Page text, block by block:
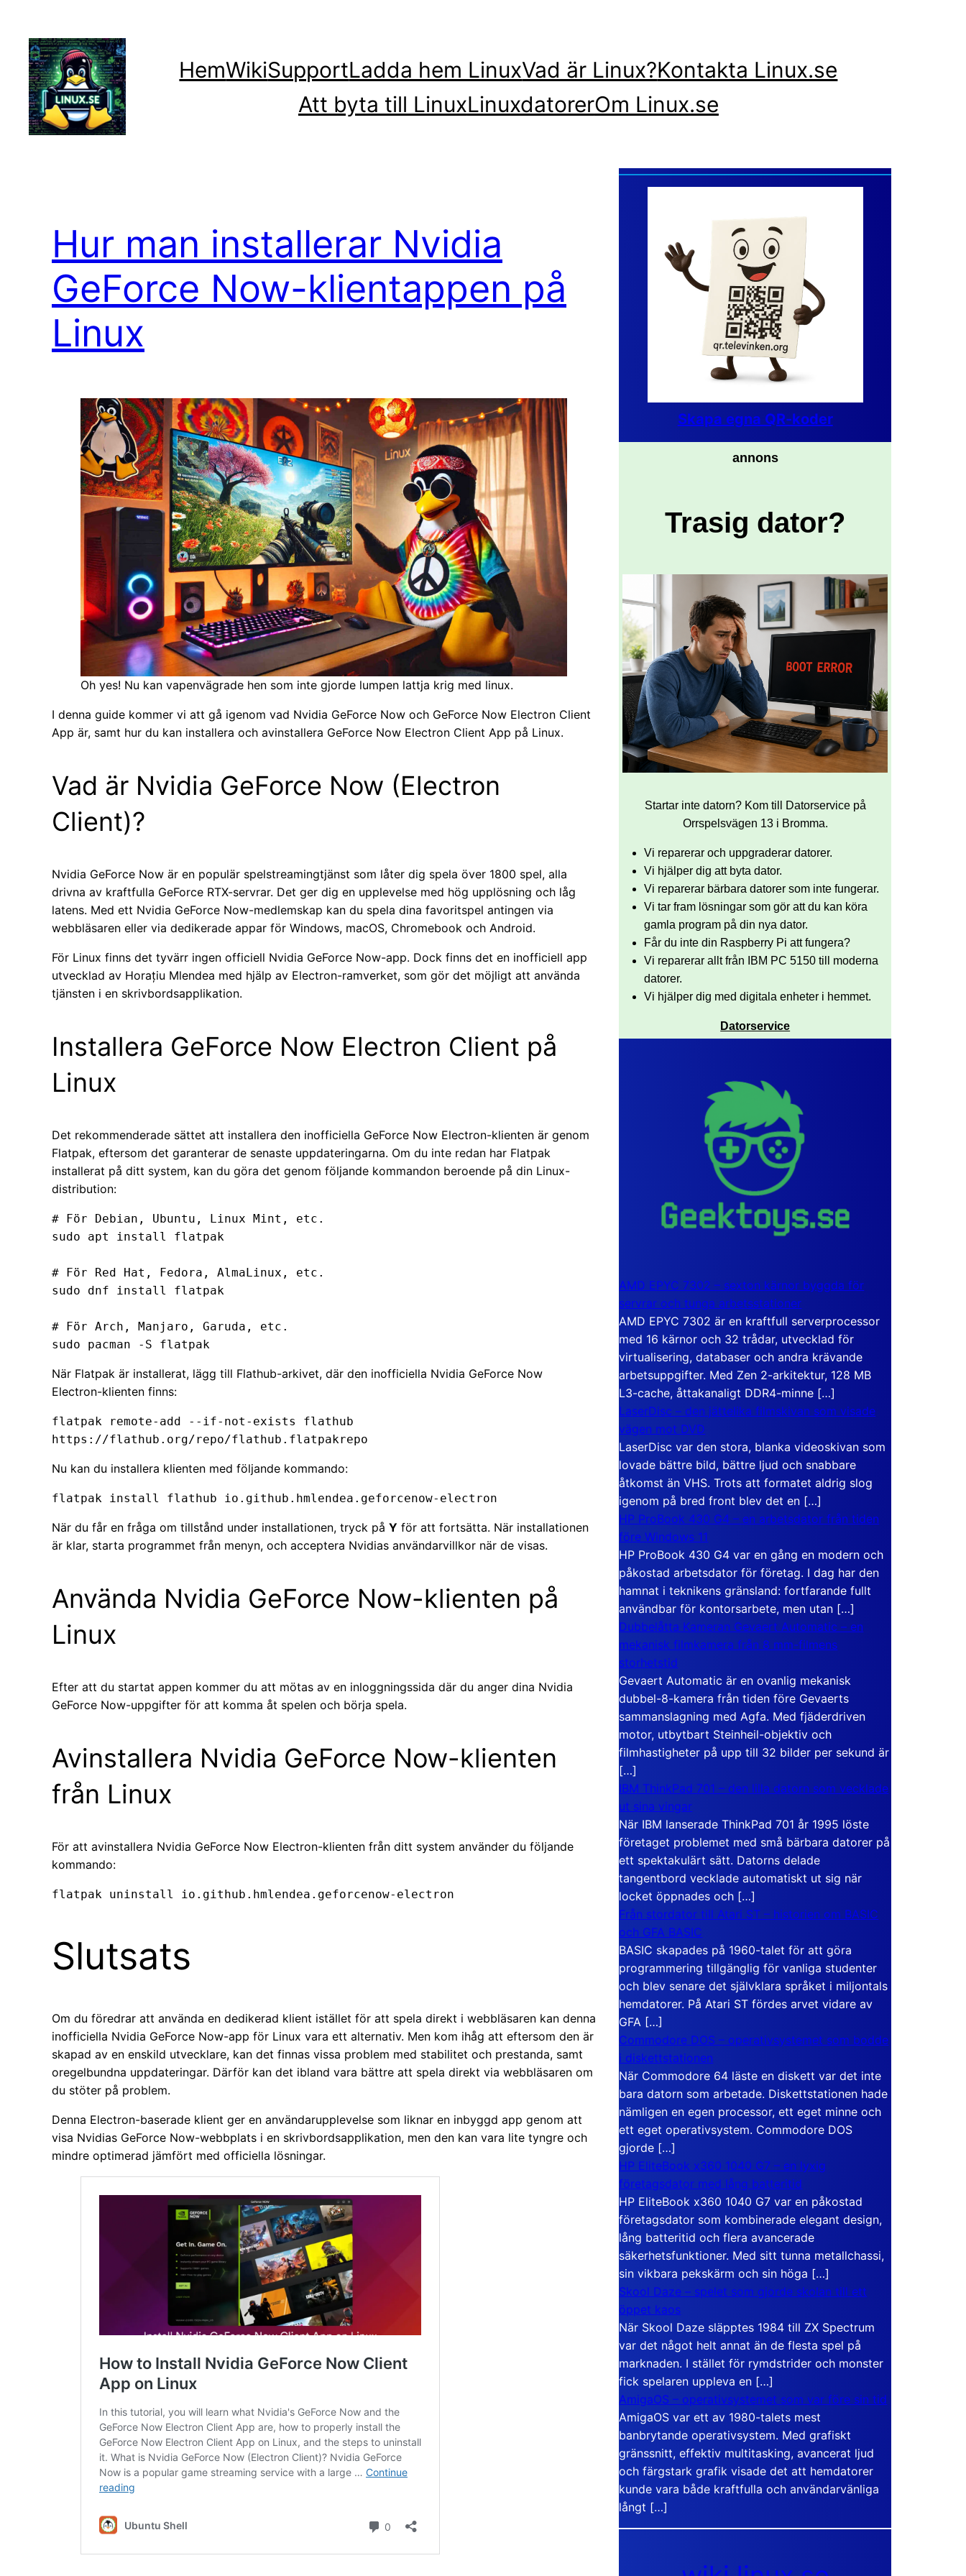
innehåll
HemWikiSupportLadda hem LinuxVad är Linux?Kontakta Linux.se
Att byta till LinuxLinuxdatorerOm Linux.se
Hur man installerar Nvidia
GeForce Now-klientappen på
Linux
Oh yes! Nu kan vapenvägrade hen som inte gjorde lumpen lattja krig med linux.
I denna guide kommer vi att gå igenom vad Nvidia GeForce Now och GeForce Now Electron Client
App är, samt hur du kan installera och avinstallera GeForce Now Electron Client App på Linux.
Vad är Nvidia GeForce Now (Electron
Client)?
Nvidia GeForce Now är en populär spelstreamingtjänst som låter dig spela över 1800 spel, alla
drivna av kraftfulla GeForce RTX-servrar. Det ger dig en upplevelse med hög upplösning och låg
latens. Med ett Nvidia GeForce Now-medlemskap kan du spela dina favoritspel antingen via
webbläsaren eller via dedikerade appar för Windows, macOS, Chromebook och Android.
För Linux finns det tyvärr ingen officiell Nvidia GeForce Now-app. Dock finns det en inofficiell app
utvecklad av Horațiu Mlendea med hjälp av Electron-ramverket, som gör det möjligt att använda
tjänsten i en skrivbordsapplikation.
Installera GeForce Now Electron Client på
Linux
Det rekommenderade sättet att installera den inofficiella GeForce Now Electron-klienten är genom
Flatpak, eftersom det garanterar de senaste uppdateringarna. Om du inte redan har Flatpak
installerat på ditt system, kan du göra det genom följande kommandon beroende på din Linux-
distribution:
# För Debian, Ubuntu, Linux Mint, etc.
sudo apt install flatpak
# För Red Hat, Fedora, AlmaLinux, etc.
sudo dnf install flatpak
# För Arch, Manjaro, Garuda, etc.
sudo pacman -S flatpak
När Flatpak är installerat, lägg till Flathub-arkivet, där den inofficiella Nvidia GeForce Now
Electron-klienten finns:
flatpak remote-add --if-not-exists flathub
https://flathub.org/repo/flathub.flatpakrepo
Nu kan du installera klienten med följande kommando:
flatpak install flathub io.github.hmlendea.geforcenow-electron
När du får en fråga om tillstånd under installationen, tryck på Y för att fortsätta. När installationen
är klar, starta programmet från menyn, och acceptera Nvidias användarvillkor när de visas.
Använda Nvidia GeForce Now-klienten på
Linux
Efter att du startat appen kommer du att mötas av en inloggningssida där du anger dina Nvidia
GeForce Now-uppgifter för att komma åt spelen och börja spela.
Avinstallera Nvidia GeForce Now-klienten
från Linux
För att avinstallera Nvidia GeForce Now Electron-klienten från ditt system använder du följande
kommando:
flatpak uninstall io.github.hmlendea.geforcenow-electron
Slutsats
Om du föredrar att använda en dedikerad klient istället för att spela direkt i webbläsaren kan denna
inofficiella Nvidia GeForce Now-app för Linux vara ett alternativ. Men kom ihåg att eftersom den är
skapad av en enskild utvecklare, kan det finnas vissa problem med stabilitet och prestanda, samt
oregelbundna uppdateringar. Därför kan det ibland vara bättre att spela direkt via webbläsaren om
du stöter på problem.
Denna Electron-baserade klient ger en användarupplevelse som liknar en inbyggd app genom att
visa Nvidias GeForce Now-webbplats i en skrivbordsapplikation, men den kan vara lite tyngre och
mindre optimerad jämfört med officiella lösningar.
Skapa egna QR-koder
annons
Trasig dator?
Startar inte datorn? Kom till Datorservice på
Orrspelsvägen 13 i Bromma.
Vi reparerar och uppgraderar datorer.
Vi hjälper dig att byta dator.
Vi reparerar bärbara datorer som inte fungerar.
Vi tar fram lösningar som gör att du kan köra
gamla program på din nya dator.
Får du inte din Raspberry Pi att fungera?
Vi reparerar allt från IBM PC 5150 till moderna
datorer.
Vi hjälper dig med digitala enheter i hemmet.
Datorservice
AMD EPYC 7302 – sexton kärnor byggda för
servrar och tunga arbetsstationer
AMD EPYC 7302 är en kraftfull serverprocessor
med 16 kärnor och 32 trådar, utvecklad för
virtualisering, databaser och andra krävande
arbetsuppgifter. Med Zen 2-arkitektur, 128 MB
L3-cache, åttakanaligt DDR4-minne […]
LaserDisc – den jättelika filmskivan som visade
vägen mot DVD
LaserDisc var den stora, blanka videoskivan som
lovade bättre bild, bättre ljud och snabbare
åtkomst än VHS. Trots att formatet aldrig slog
igenom på bred front blev det en […]
HP ProBook 430 G4 – en arbetsdator från tiden
före Windows 11
HP ProBook 430 G4 var en gång en modern och
påkostad arbetsdator för företag. I dag har den
hamnat i teknikens gränsland: fortfarande fullt
användbar för kontorsarbete, men utan […]
Dubbelåtta Kameran Gevaert Automatic – en
mekanisk filmkamera från 8 mm-filmens
storhetstid
Gevaert Automatic är en ovanlig mekanisk
dubbel-8-kamera från tiden före Gevaerts
sammanslagning med Agfa. Med fjäderdriven
motor, utbytbart Steinheil-objektiv och
filmhastigheter på upp till 32 bilder per sekund är
[…]
IBM ThinkPad 701 – den lilla datorn som vecklade
ut sina vingar
När IBM lanserade ThinkPad 701 år 1995 löste
företaget problemet med små bärbara datorer på
ett spektakulärt sätt. Datorns delade
tangentbord vecklade automatiskt ut sig när
locket öppnades och […]
Från stordator till Atari ST – historien om BASIC
och GFA BASIC
BASIC skapades på 1960-talet för att göra
programmering tillgänglig för vanliga studenter
och blev senare det självklara språket i miljontals
hemdatorer. På Atari ST fördes arvet vidare av
GFA […]
Commodore DOS – operativsystemet som bodde
i diskettstationen
När Commodore 64 läste en diskett var det inte
bara datorn som arbetade. Diskettstationen hade
nämligen en egen processor, ett eget minne och
ett eget operativsystem. Commodore DOS
gjorde […]
HP EliteBook x360 1040 G7 – en lyxig
företagsdator med lång batteritid
HP EliteBook x360 1040 G7 var en påkostad
företagsdator som kombinerade elegant design,
lång batteritid och flera avancerade
säkerhetsfunktioner. Med sitt tunna metallchassi,
sin vikbara pekskärm och sin höga […]
Skool Daze – spelet som gjorde skolan till ett
öppet kaos
När Skool Daze släpptes 1984 till ZX Spectrum
var det något helt annat än de flesta spel på
marknaden. I stället för rymdstrider och monster
fick spelaren uppleva en […]
AmigaOS – operativsystemet som var före sin tid
AmigaOS var ett av 1980-talets mest
banbrytande operativsystem. Med grafiskt
gränssnitt, effektiv multitasking, avancerat ljud
och färgstark grafik visade det att hemdatorer
kunde vara både kraftfulla och användarvänliga
långt […]